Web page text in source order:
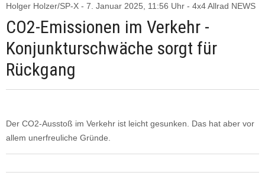
Holger Holzer/SP-X - 7. Januar 2025, 11:56 Uhr - 4x4 Allrad NEWS
CO2-Emissionen im Verkehr -
Konjunkturschwäche sorgt für
Rückgang
Der CO2-Ausstoß im Verkehr ist leicht gesunken. Das hat aber vor
allem unerfreuliche Gründe.